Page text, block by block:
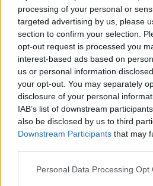
processing of your personal or
targeted advertising by us, please
section to confirm your selection.
opt-out request is processed you
interest-based ads based on
us or personal information
your opt-out. You may separately
disclosure of your personal
IAB’s list of downstream
also be disclosed by us to third
Downstream Participants that may
Please note that this website/app
Personal Data Processing Opt
AUTORE
Staff